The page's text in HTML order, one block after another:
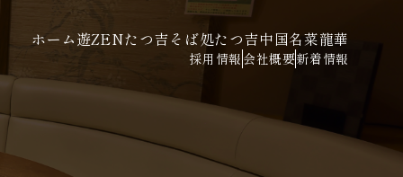
ホーム遊ZENたつ吉そば処たつ吉中国名菜龍華
採用情報 会社概要新着情報